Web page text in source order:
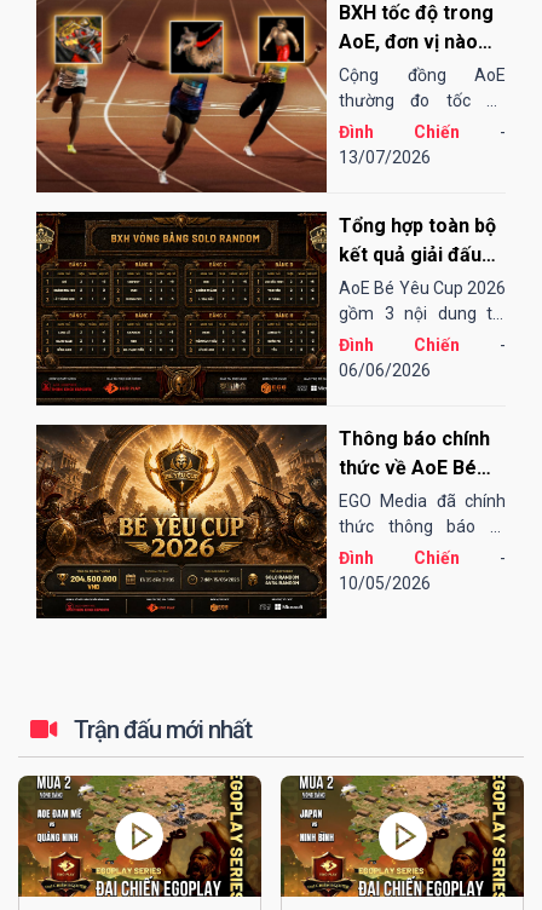
sân chơi...
BXH tốc độ trong
AoE, đơn vị nào
"chạy" nhanh
nhất?
Cộng đồng AoE
thường đo tốc độ
chạy của các đơn vị
bằng cảm tính hoặc
song đôi khi lại không
thu hoạch được...
Đình Chiến -
13/07/2026
Tổng hợp toàn bộ
kết quả giải đấu
AoE Bé Yêu Cup
2026
AoE Bé Yêu Cup 2026
gồm 3 nội dung thi
đấu: Solo Random,
Solo Shang và 4vs4
Online qua nền tảng
EGOPLAY, các trận
bán kết và chung...
Đình Chiến -
06/06/2026
Thông báo chính
thức về AoE Bé
Yêu Cup 2026
EGO Media đã chính
thức thông báo tổ
chức giải đấu AoE Bé
Yêu Cup 2026 (lần
Đình Chiến -
10/05/2026
Trận đấu mới nhất